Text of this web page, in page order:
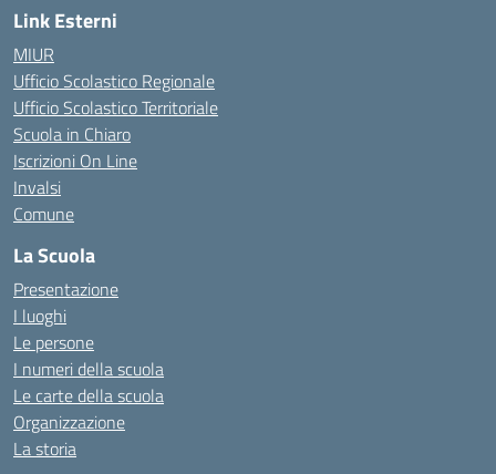
Link Esterni
MIUR
Ufficio Scolastico Regionale
Ufficio Scolastico Territoriale
Scuola in Chiaro
Iscrizioni On Line
Invalsi
Comune
La Scuola
Presentazione
I luoghi
Le persone
I numeri della scuola
Le carte della scuola
Organizzazione
La storia